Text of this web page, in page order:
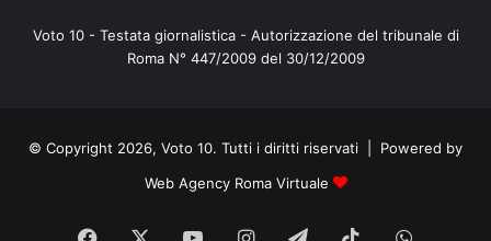
Voto 10 - Testata giornalistica - Autorizzazione del tribunale di
Roma N° 447/2009 del 30/12/2009
© Copyright 2026, Voto 10. Tutti i diritti riservati | Powered by
Web Agency Roma Virtuale
Facebook You Instagram
TelegramTikTok